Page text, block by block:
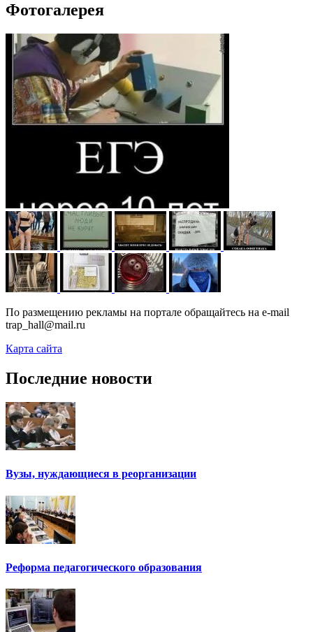
Фотогалерея
По размещению рекламы на портале обращайтесь на e-mail
trap_hall@mail.ru
Карта сайта
Последние новости
Вузы, нуждающиеся в реорганизации
Реформа педагогического образования